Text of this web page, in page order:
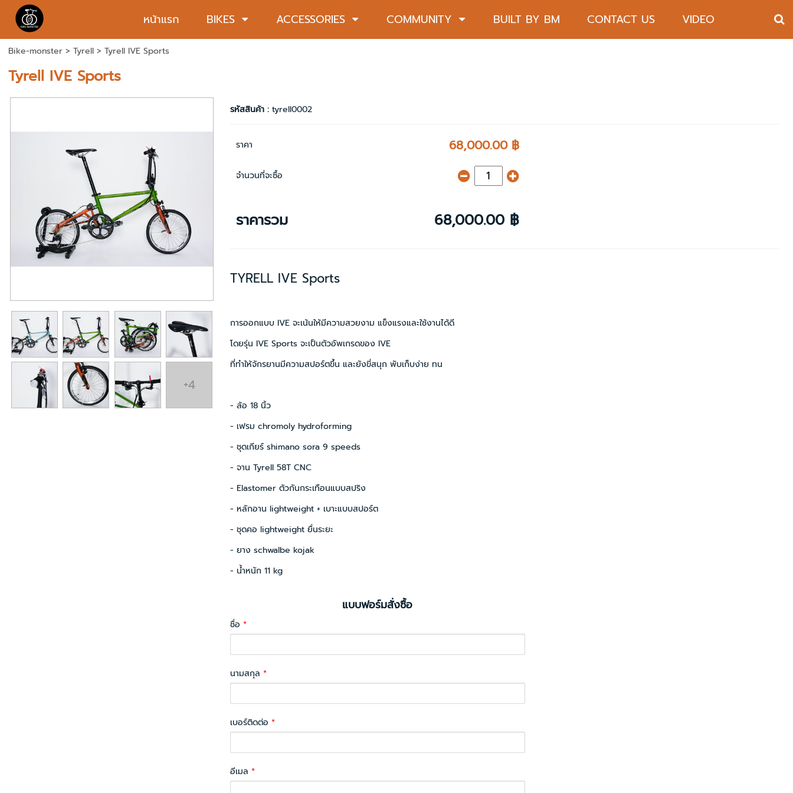
หน้าแรก BIKES ACCESSORIES COMMUNITY BUILT BY BM CONTACT US VIDEO
Bike-monster> Tyrell> Tyrell IVE Sports
Tyrell IVE Sports
+4
รหัสสินค้า : tyrell0002
ราคา 68,000.00 ฿
จำนวนที่จะซื้อ
ราคารวม 68,000.00 ฿
TYRELL IVE Sports
การออกแบบ IVE จะเน้นให้มีความสวยงาม แข็งแรงและใช้งานได้ดี
โดยรุ่น IVE Sports จะเป็นตัวอัพเกรดของ IVE
ที่ทำให้จักรยานมีความสปอร์ตขึ้น และยังขี่สนุก พับเก็บง่าย ทน
- ล้อ 18 นิ้ว
- เฟรม chromoly hydroforming
- ชุดเกียร์ shimano sora 9 speeds
- จาน Tyrell 58T CNC
- Elastomer ตัวกันกระเทือนแบบสปริง
- หลักอาน lightweight + เบาะแบบสปอร์ต
- ชุดคอ lightweight ยื่นระยะ
- ยาง schwalbe kojak
- น้ำหนัก 11 kg
แบบฟอร์มสั่งซื้อ
ชื่อ *
นามสกุล *
เบอร์ติดต่อ *
อีเมล *